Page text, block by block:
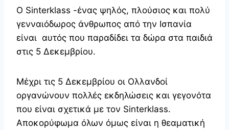
Ο Sinterklass -ένας ψηλός, πλούσιος και πολύ
γενναιόδωρος άνθρωπος από την Ισπανία
είναι αυτός που παραδίδει τα δώρα στα παιδιά
στις 5 Δεκεμβρίου.
Μέχρι τις 5 Δεκεμβρίου οι Ολλανδοί
οργανώνουν πολλές εκδηλώσεις και γεγονότα
που είναι σχετικά με τον Sinterklass.
Αποκορύφωμα όλων όμως είναι η θεαματική